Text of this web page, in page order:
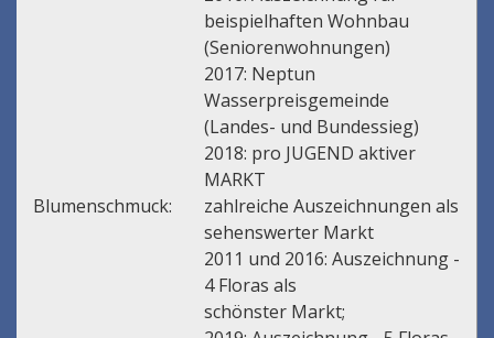
beispielhaften Wohnbau
(Seniorenwohnungen)
2017: Neptun
Wasserpreisgemeinde
(Landes- und Bundessieg)
2018: pro JUGEND aktiver
MARKT
Blumenschmuck:
zahlreiche Auszeichnungen als
sehenswerter Markt
2011 und 2016: Auszeichnung -
4 Floras als
schönster Markt;